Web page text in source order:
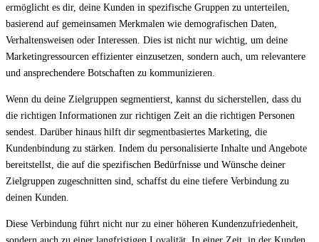
ermöglicht es dir, deine Kunden in spezifische Gruppen zu unterteilen,
basierend auf gemeinsamen Merkmalen wie demografischen Daten,
Verhaltensweisen oder Interessen. Dies ist nicht nur wichtig, um deine
Marketingressourcen effizienter einzusetzen, sondern auch, um relevantere
und ansprechendere Botschaften zu kommunizieren.
Wenn du deine Zielgruppen segmentierst, kannst du sicherstellen, dass du
die richtigen Informationen zur richtigen Zeit an die richtigen Personen
sendest. Darüber hinaus hilft dir segmentbasiertes Marketing, die
Kundenbindung zu stärken. Indem du personalisierte Inhalte und Angebote
bereitstellst, die auf die spezifischen Bedürfnisse und Wünsche deiner
Zielgruppen zugeschnitten sind, schaffst du eine tiefere Verbindung zu
deinen Kunden.
Diese Verbindung führt nicht nur zu einer höheren Kundenzufriedenheit,